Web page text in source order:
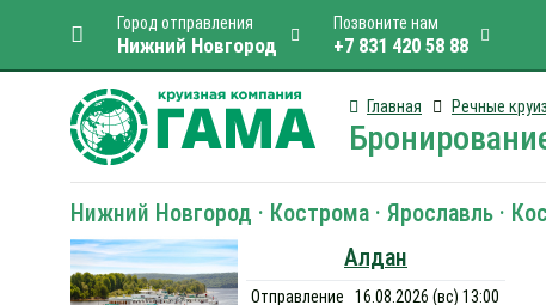
Город отправления
Нижний Новгород
Позвоните нам
+7 831 420 58 88
Главная Речные
Нижний Новгород · Кострома · Ярославль ·
Алдан
Отправление
16.08.2026 (вс) 13:00